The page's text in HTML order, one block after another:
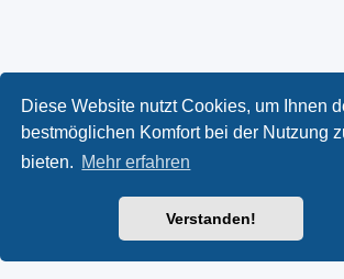
Diese Website nutzt Cookies, um Ihnen
bestmöglichen Komfort bei der Nutzung
bieten. Mehr erfahren
Verstanden!